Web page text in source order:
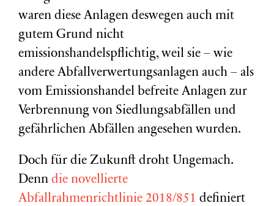
waren diese Anlagen deswegen auch mit
gutem Grund nicht
emissionshandelspflichtig, weil sie – wie
andere Abfallverwertungsanlagen auch – als
vom Emissionshandel befreite Anlagen zur
Verbrennung von Siedlungsabfällen und
gefährlichen Abfällen angesehen wurden.
Doch für die Zukunft droht Ungemach.
Denn die novellierte
Abfallrahmenrichtlinie 2018/851 definiert